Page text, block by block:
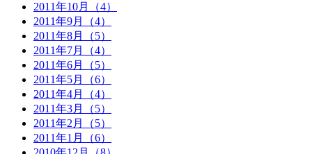
2011年10月（4）
2011年9月（4）
2011年8月（5）
2011年7月（4）
2011年6月（5）
2011年5月（6）
2011年4月（4）
2011年3月（5）
2011年2月（5）
2011年1月（6）